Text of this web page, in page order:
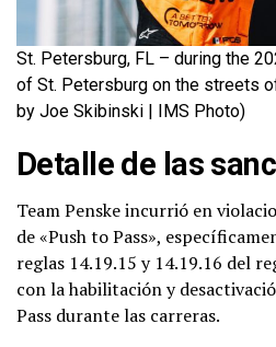
St. Petersburg, FL – during the
of St. Petersburg on the streets
by Joe Skibinski | IMS Photo)
Detalle de las
Team Penske incurrió en
de «Push to Pass»,
reglas 14.19.15 y 14.19.16 del
con la habilitación y
Pass durante las carreras.